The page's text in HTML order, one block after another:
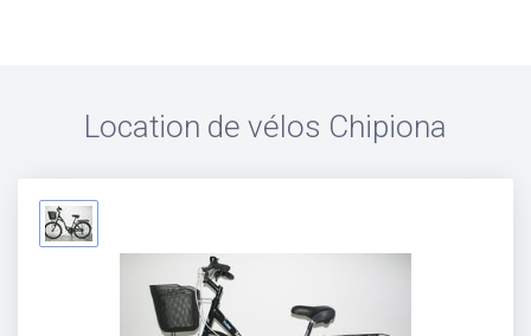
Location de vélos Chipiona